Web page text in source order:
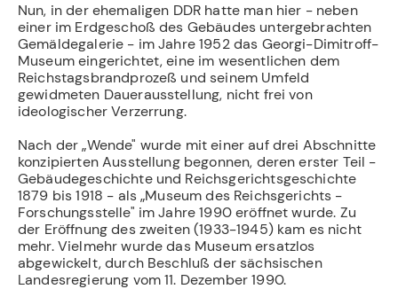
Nun, in der ehemaligen DDR hatte man hier - neben
einer im Erdgeschoß des Gebäudes untergebrachten
Gemäldegalerie - im Jahre 1952 das Georgi-Dimitroff-
Museum eingerichtet, eine im wesentlichen dem
Reichstagsbrandprozeß und seinem Umfeld
gewidmeten Dauerausstellung, nicht frei von
ideologischer Verzerrung.
Nach der „Wende" wurde mit einer auf drei Abschnitte
konzipierten Ausstellung begonnen, deren erster Teil -
Gebäudegeschichte und Reichsgerichtsgeschichte
1879 bis 1918 - als „Museum des Reichsgerichts -
Forschungsstelle" im Jahre 1990 eröffnet wurde. Zu
der Eröffnung des zweiten (1933-1945) kam es nicht
mehr. Vielmehr wurde das Museum ersatzlos
abgewickelt, durch Beschluß der sächsischen
Landesregierung vom 11. Dezember 1990.